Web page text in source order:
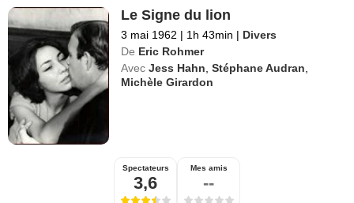
Le Signe du lion
3 mai 1962 | 1h 43min | Divers
De Eric Rohmer
Avec Jess Hahn,Stéphane Audran,
Michèle Girardon
Spectateurs
3,6
Mes amis
--